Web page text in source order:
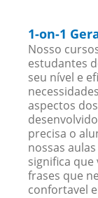
1-on-1
Nosso
estudantes
seu nível e
aspectos
precisa o
nossas
significa que
frases que
confortavel